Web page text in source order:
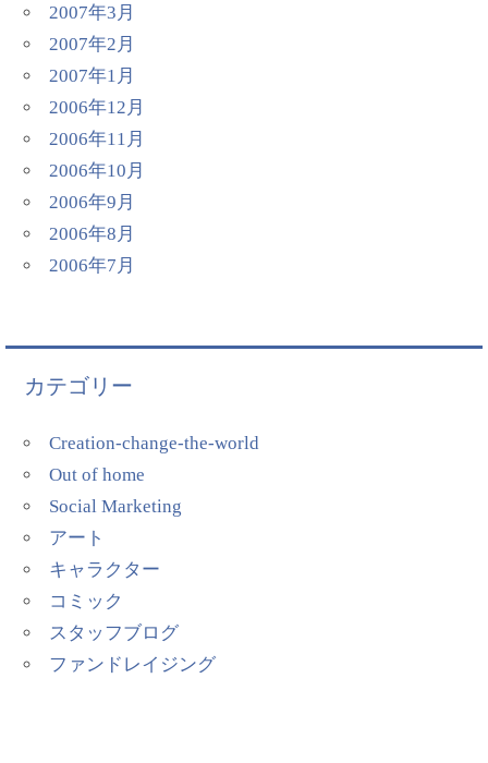
2007年3月
2007年2月
2007年1月
2006年12月
2006年11月
2006年10月
2006年9月
2006年8月
2006年7月
カテゴリー
Creation-change-the-world
Out of home
Social Marketing
アート
キャラクター
コミック
スタッフブログ
ファンドレイジング